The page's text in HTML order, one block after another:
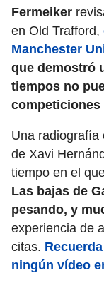
Fermeiker
en Old Trafford,
Manchester
que demostró
tiempos no
Una radiografía
de Xavi
tiempo en el
Las bajas de
pesando, y
experiencia de
citas.
ningún vídeo